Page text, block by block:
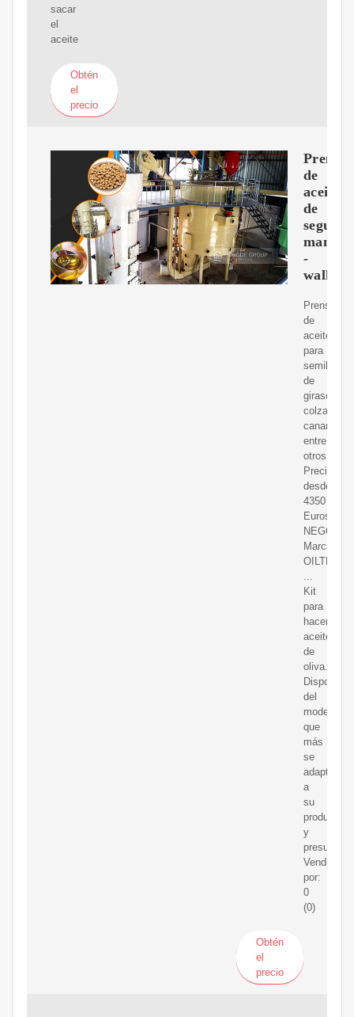
sacar
el
aceite
Obtén
el
precio
Prensa
de
aceite
de
mano
-
Prensa
de
aceite
para
semillas
de
girasol,
colza,
canamo,
entre
otros.
Precio
desde
4350
Euros
Marca
OILTECH.
Kit
para
hacer
aceite
de
oliva.
del
modelo
que
más
se
adapte
a
su
producción
y
Vendido
por:
0
(0)
Obtén
el
precio